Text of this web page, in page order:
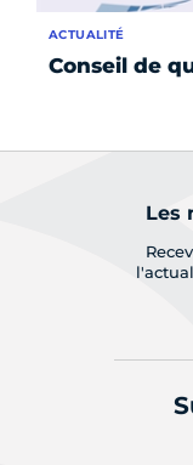
Conseil de
ACTUALITÉ
Les